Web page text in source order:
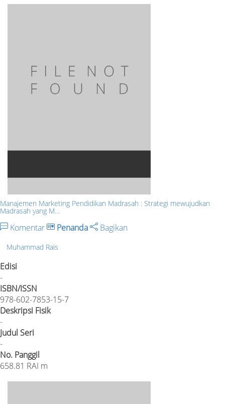
Manajemen Marketing Pendidikan Madrasah : Strategi mewujudkan
Madrasah yang M…
Komentar Penanda Bagikan
Muhammad Rais
Edisi
-
ISBN/ISSN
978-602-7853-15-7
Deskripsi Fisik
-
Judul Seri
-
No. Panggil
658.81 RAI m